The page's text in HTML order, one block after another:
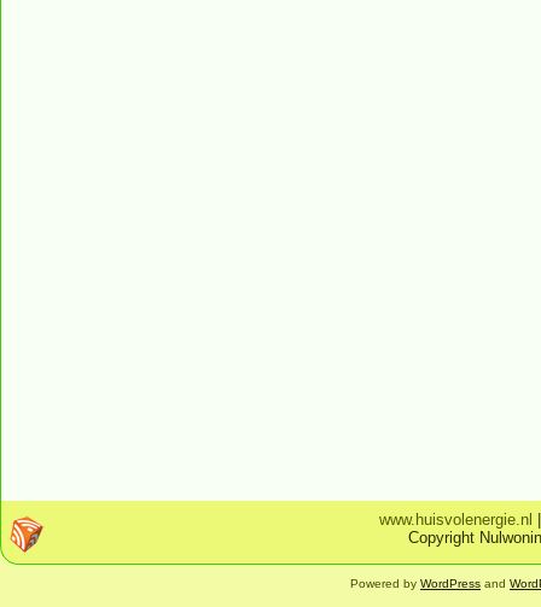
www.huisvolenergie.nl
Copyright
Powered by WordPress and